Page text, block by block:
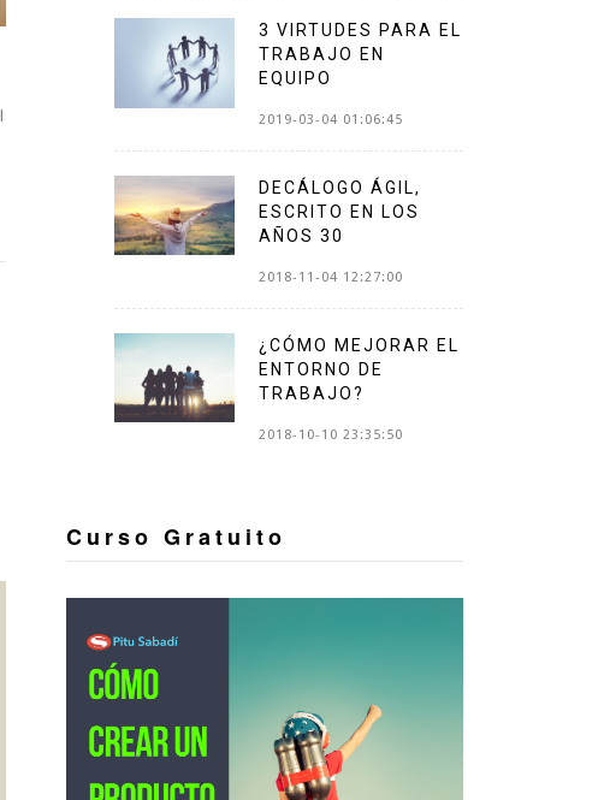
3 VIRTUDES PARA EL
TRABAJO EN
EQUIPO
2019-03-04 01:06:45
DECÁLOGO ÁGIL,
ESCRITO EN LOS
AÑOS 30
2018-11-04 12:27:00
¿CÓMO MEJORAR EL
ENTORNO DE
TRABAJO?
2018-10-10 23:35:50
Curso Gratuito